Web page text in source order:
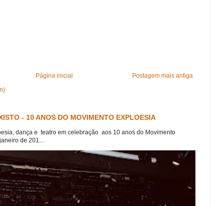
Postagem mais antiga
Página inicial
- 10 ANOS DO MOVIMENTO EXPLOESIA
dança e teatro em celebração aos 10 anos do Movimento
de 201...